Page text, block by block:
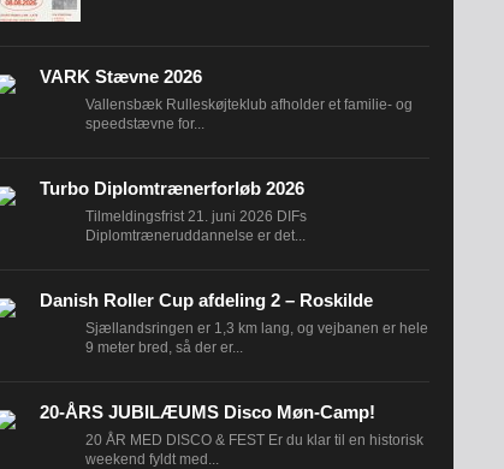
VARK Stævne 2026
Vallensbæk Rulleskøjteklub afholder et familie- og
speedstævne for...
Turbo Diplomtrænerforløb 2026
Tilmeldingsfrist 21. juni 2026 DIFs
Diplomtræneruddannelse er det...
Danish Roller Cup afdeling 2 – Roskilde
Sjællandsringen er 1,3 km lang, og vejbanen er hele
9 meter bred, så der er...
20-ÅRS JUBILÆUMS Disco Møn-Camp!
20 ÅR MED DISCO & FEST Er du klar til en historisk
weekend fyldt med...